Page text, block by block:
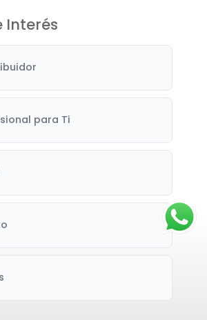
Interés
para Ti